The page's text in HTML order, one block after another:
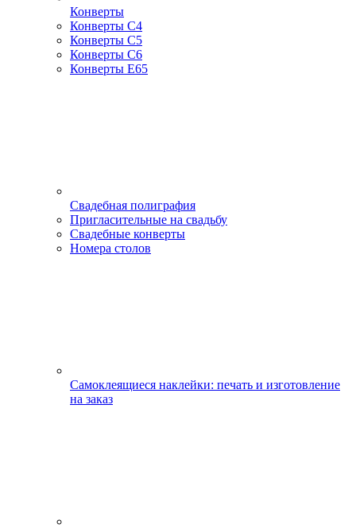
Конверты
Конверты С4
Конверты С5
Конверты С6
Конверты Е65
Свадебная полиграфия
Пригласительные на свадьбу
Свадебные конверты
Номера столов
Самоклеящиеся наклейки: печать и изготовление
на заказ